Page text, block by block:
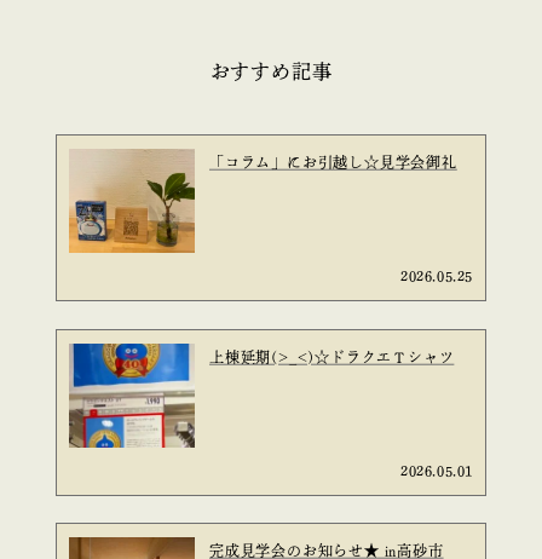
おすすめ記事
「コラム」にお引越し☆見学会御礼
2026.05.25
上棟延期(>_<)☆ドラクエＴシャツ
2026.05.01
完成見学会のお知らせ★ in高砂市